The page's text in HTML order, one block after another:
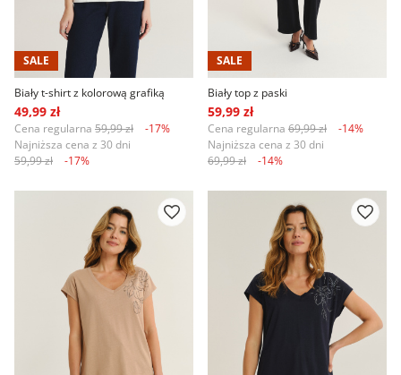
SALE
Biały t-shirt z kolorową grafiką
49,99 zł
Cena regularna 59,99 zł
-17%
Najniższa cena z 30 dni
59,99 zł
-17%
SALE
Biały top z paski
59,99 zł
Cena regularna 69,99 zł
-14%
Najniższa cena z 30 dni
69,99 zł
-14%